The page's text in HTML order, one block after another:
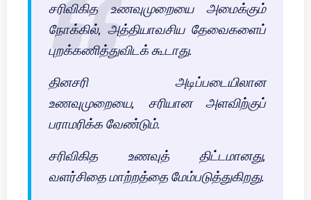
சரிவிகித உணவுமுறையை அமைக்கும்
நோக்கில், அத்தியாவசிய தேவைகளைப்
புறக்கணித்துவிடக் கூடாது.
தினசரி அடிப்படையிலான
உணவுமுறையை, சரியான அளவிற்குப்
பராமரிக்க வேண்டும்.
சரிவிகித உணவுத் திட்டமானது,
வளர்சிதை மாற்றத்தை மேம்படுத்துகிறது.